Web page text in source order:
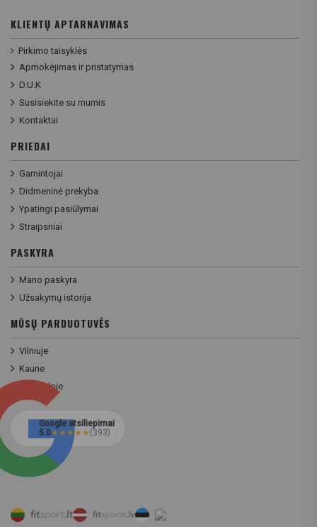
KLIENTŲ APTARNAVIMAS
Pirkimo taisyklės
Apmokėjimas ir pristatymas
D.U.K
Susisiekite su mumis
Kontaktai
PRIEDAI
Gamintojai
Didmeninė prekyba
Ypatingi pasiūlymai
Straipsniai
PASKYRA
Mano paskyra
Užsakymų istorija
MŪSŲ PARDUOTUVĖS
Vilniuje
Kaune
Klaipėdoje
Google atsiliepimai
5.0★★★★★(393)